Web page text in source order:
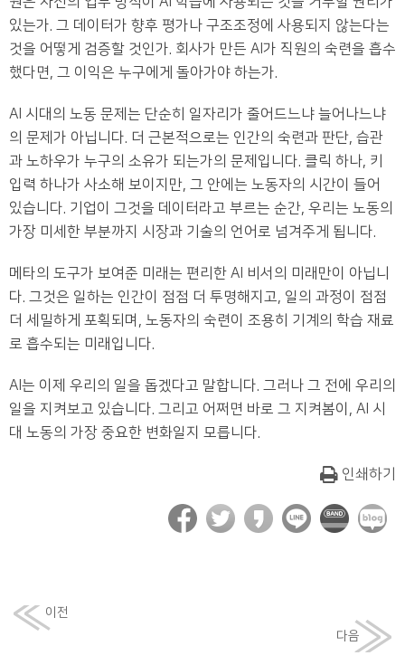
있는가. 그 데이터가 향후 평가나 구조조정에 사용되지 않는다는
것을 어떻게 검증할 것인가. 회사가 만든 AI가 직원의 숙련을 흡수
했다면, 그 이익은 누구에게 돌아가야 하는가.
AI 시대의 노동 문제는 단순히 일자리가 줄어드느냐 늘어나느냐
의 문제가 아닙니다. 더 근본적으로는 인간의 숙련과 판단, 습관
과 노하우가 누구의 소유가 되는가의 문제입니다. 클릭 하나, 키
입력 하나가 사소해 보이지만, 그 안에는 노동자의 시간이 들어
있습니다. 기업이 그것을 데이터라고 부르는 순간, 우리는 노동의
가장 미세한 부분까지 시장과 기술의 언어로 넘겨주게 됩니다.
메타의 도구가 보여준 미래는 편리한 AI 비서의 미래만이 아닙니
다. 그것은 일하는 인간이 점점 더 투명해지고, 일의 과정이 점점
더 세밀하게 포획되며, 노동자의 숙련이 조용히 기계의 학습 재료
로 흡수되는 미래입니다.
AI는 이제 우리의 일을 돕겠다고 말합니다. 그러나 그 전에 우리의
일을 지켜보고 있습니다. 그리고 어쩌면 바로 그 지켜봄이, AI 시
대 노동의 가장 중요한 변화일지 모릅니다.
인쇄하기
이전
다음